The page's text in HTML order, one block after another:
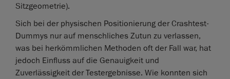
Sitzgeometrie).
Sich bei der physischen Positionierung der Crashtest-
Dummys nur auf menschliches Zutun zu verlassen,
was bei herkömmlichen Methoden oft der Fall war, hat
jedoch Einfluss auf die Genauigkeit und
Zuverlässigkeit der Testergebnisse. Wie konnten sich